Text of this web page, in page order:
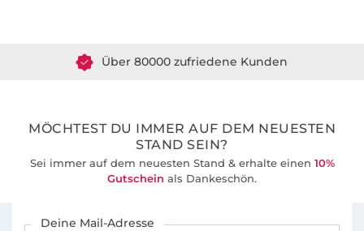
Über 80000 zufriedene Kunden
MÖCHTEST DU IMMER AUF DEM NEUESTEN
STAND SEIN?
Sei immer auf dem neuesten Stand & erhalte einen 10%
Gutschein als Dankeschön.
Deine Mail-Adresse